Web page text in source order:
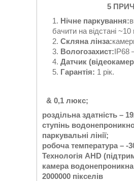
5 ПРИЧИН
Нічне паркування:
бачити на відстані ~10
Скляна лінза:
Вологозахист:IP68
Датчик
Гарантія: 1 рік.
& 0,1 люкс;
роздільна здатність –
ступінь
паркувальні лінії;
робоча температура – -
Технологія AHD
камера водонепроникна
2000000 пікселів